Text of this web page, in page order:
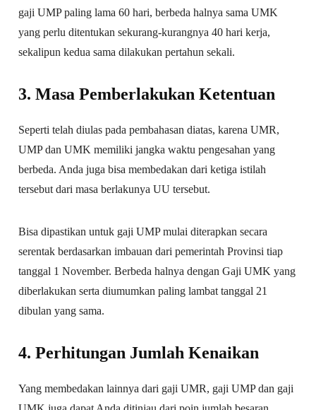
gaji UMP paling lama 60 hari, berbeda halnya sama UMK
yang perlu ditentukan sekurang-kurangnya 40 hari kerja,
sekalipun kedua sama dilakukan pertahun sekali.
3. Masa Pemberlakukan Ketentuan
Seperti telah diulas pada pembahasan diatas, karena UMR,
UMP dan UMK memiliki jangka waktu pengesahan yang
berbeda. Anda juga bisa membedakan dari ketiga istilah
tersebut dari masa berlakunya UU tersebut.
Bisa dipastikan untuk gaji UMP mulai diterapkan secara
serentak berdasarkan imbauan dari pemerintah Provinsi tiap
tanggal 1 November. Berbeda halnya dengan Gaji UMK yang
diberlakukan serta diumumkan paling lambat tanggal 21
dibulan yang sama.
4. Perhitungan Jumlah Kenaikan
Yang membedakan lainnya dari gaji UMR, gaji UMP dan gaji